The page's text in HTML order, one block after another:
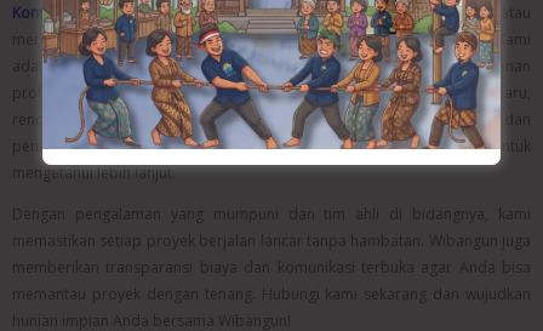
Kontraktor Semarang – Sedang berencana membangun rumah atau
merenovasi properti di Semarang? Percayakan saja pada Wibangun! Kami
adalah kontraktor terbaik Semarang yang siap memberikan layanan
profesional, cepat, dan sesuai anggaran Anda. Mulai dari bangun baru,
renovasi, hingga penataan interior, semua kami tangani dengan teliti dan
penuh tanggung jawab. Kunjungi website kami diwibangun.com untuk
mengetahui lebih lanjut.
Dengan pengalaman yang mumpuni dan tim ahli di bidangnya, kami
memastikan setiap proyek berjalan lancar tanpa hambatan. Wibangun juga
memberikan transparansi biaya dan komunikasi terbuka agar Anda bisa
memantau proyek dengan tenang. Hubungi kami sekarang dan wujudkan
hunian impian Anda bersama Wibangun!